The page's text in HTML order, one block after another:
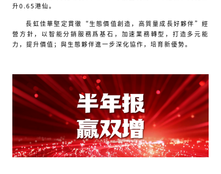
升0.65港仙。
長虹佳華堅定貫徹“生態價值創造，高質量成長好夥伴”經
營方針，以智能分銷服務爲基石，加速業務轉型，打造多元能
力，提升價值；與生態夥伴進一步深化協作，培育新優勢。